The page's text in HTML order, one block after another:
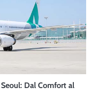
Dal Comfort al